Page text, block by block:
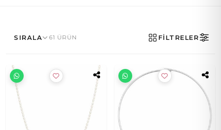
SIRALA 61 ÜRÜN FİLTRELER